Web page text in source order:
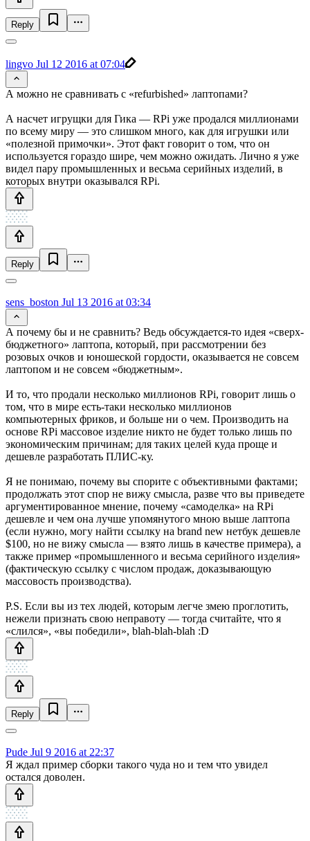
Reply
lingvo Jul 12 2016 at 07:04
А можно не сравнивать с «refurbished» лаптопами?
А насчет игрущки для Гика — RPi уже продался миллионами
по всему миру — это слишком много, как для игрушки или
«полезной примочки». Этот факт говорит о том, что он
используется гораздо шире, чем можно ожидать. Лично я уже
видел пару промышленных и весьма серийных изделий, в
которых внутри оказывался RPi.
Reply
sens_boston Jul 13 2016 at 03:34
А почему бы и не сравнить? Ведь обсуждается-то идея «сверх-
бюджетного» лаптопа, который, при рассмотрении без
розовых очков и юношеской гордости, оказывается не совсем
лаптопом и не совсем «бюджетным».
И то, что продали несколько миллионов RPi, говорит лишь о
том, что в мире есть-таки несколько миллионов
компьютерных фриков, и больше ни о чем. Производить на
основе RPi массовое изделие никто не будет только лишь по
экономическим причинам; для таких целей куда проще и
дешевле разработать ПЛИС-ку.
Я не понимаю, почему вы спорите с объективными фактами;
продолжать этот спор не вижу смысла, разве что вы приведете
аргументированное мнение, почему «самоделка» на RPi
дешевле и чем она лучше упомянутого мною выше лаптопа
(если нужно, могу найти ссылку на brand new нетбук дешевле
$100, но не вижу смысла — взято лишь в качестве примера), а
также пример «промышленного и весьма серийного изделия»
(фактическую ссылку с числом продаж, доказывающую
массовость производства).
P.S. Если вы из тех людей, которым легче змею проглотить,
нежели признать свою неправоту — тогда считайте, что я
«слился», «вы победили», blah-blah-blah :D
Reply
Pude Jul 9 2016 at 22:37
Я ждал пример сборки такого чуда но и тем что увидел
остался доволен.